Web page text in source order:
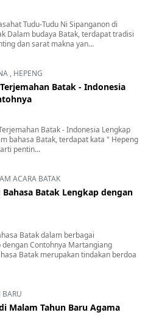
Tudu-Tudu Ni Sipanganon di
Dalam budaya Batak, terdapat tradisi
dan sarat makna yan...
, HEPENG
Batak - Indonesia
Batak - Indonesia Lengkap
bahasa Batak, terdapat kata " Hepeng
pentin...
ACARA BATAK
Batak Lengkap dengan
Batak dalam berbagai
dengan Contohnya Martangiang
Batak merupakan tindakan berdoa
Malam Tahun Baru Agama